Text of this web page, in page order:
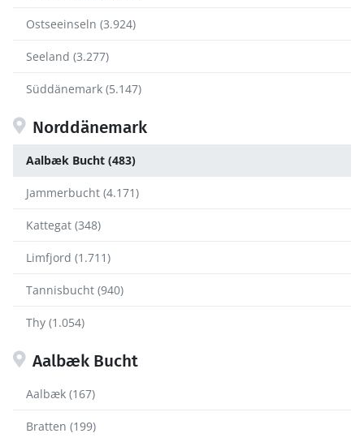
Ostseeinseln (3.924)
Seeland (3.277)
Süddänemark (5.147)
Norddänemark
Aalbæk Bucht (483)
Jammerbucht (4.171)
Kattegat (348)
Limfjord (1.711)
Tannisbucht (940)
Thy (1.054)
Aalbæk Bucht
Aalbæk (167)
Bratten (199)